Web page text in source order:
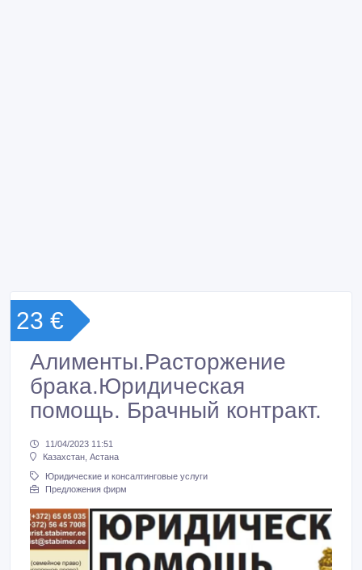
23 €
Алименты.Расторжение
брака.Юридическая
помощь. Брачный контракт.
11/04/2023 11:51
Казахстан, Астана
Юридические и консалтинговые услуги
Предложения фирм